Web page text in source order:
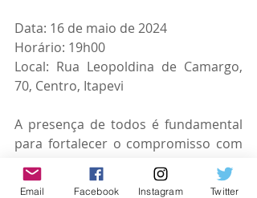
Data: 16 de maio de 2024
Horário: 19h00
Local: Rua Leopoldina de Camargo,
70, Centro, Itapevi
A presença de todos é fundamental
para fortalecer o compromisso com
o futuro de nossa cidade. Contamos
com sua presença.
Email Facebook Instagram Twitter